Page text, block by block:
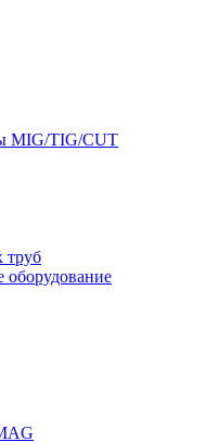
MIG/TIG/CUT
труб
оборудование